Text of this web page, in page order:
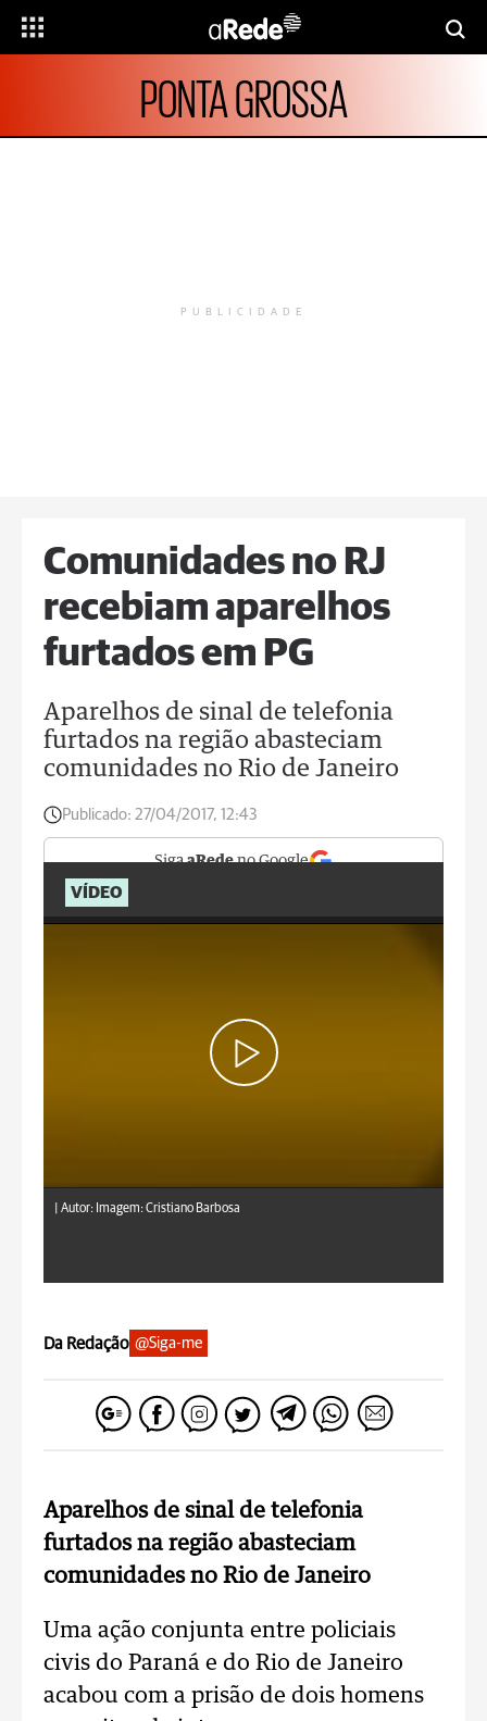
PONTA GROSSA
PUBLICIDADE
Comunidades no RJ
recebiam aparelhos
furtados em PG
Aparelhos de sinal de telefonia
furtados na região abasteciam
comunidades no Rio de Janeiro
Publicado: 27/04/2017, 12:43
SigaaRedeno Google
VÍDEO
Autor: Imagem: Cristiano Barbosa
Da Redação @Siga-me
Aparelhos de sinal de telefonia
furtados na região abasteciam
comunidades no Rio de Janeiro
Uma ação conjunta entre policiais
civis do Paraná e do Rio de Janeiro
acabou com a prisão de dois homens